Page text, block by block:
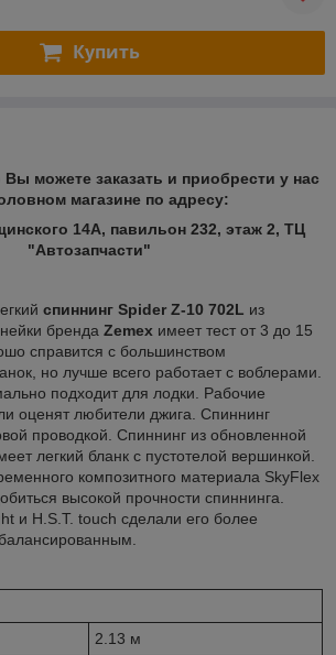
Купить
можете заказать и приобрести у нас
магазине по адресу:
14А, павильон 232, этаж 2, ТЦ
"Автозапчасти"
спиннинг Spider Z-10 702L из
бренда Zemex имеет тест от 3 до 15
справится с большинством
но лучше всего работает с воблерами.
подходит для лодки. Рабочие
оценят любители джига. Спиннинг
проводкой. Спиннинг из обновленной
легкий бланк с пустотелой вершинкой.
композитного материала SkyFlex
высокой прочности спиннинга.
и H.S.T. touch сделали его более
2.13 м